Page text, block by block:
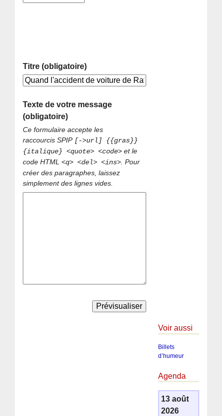
Titre (obligatoire)
Texte de votre message
(obligatoire)
Ce formulaire accepte les
raccourcis SPIP [->url] {{gras}}
{italique} <quote> <code> et le
code HTML<q> <del> <ins> . Pour
créer des paragraphes, laissez
simplement des lignes vides.
Voir aussi
Billets
d’humeur
Agenda
13 août
2026